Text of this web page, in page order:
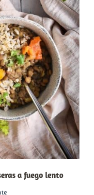
a fuego lento